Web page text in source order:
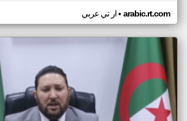
ار تي عربي• arabic.rt.com